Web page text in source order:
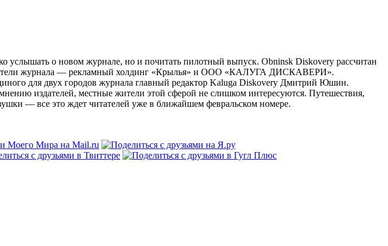
о новом журнале, но и почитать пилотный выпуск. Obninsk Diskovery рассчитан
журнала — рекламный холдинг «Крылья» и ООО «КАЛУГА ДИСКАВЕРИ».
для двух городов журнала главный редактор Kaluga Diskovery Дмитрий Юшин.
издателей, местные жители этой сферой не слишком интересуются. Путешествия,
— все это ждет читателей уже в ближайшем февральском номере.